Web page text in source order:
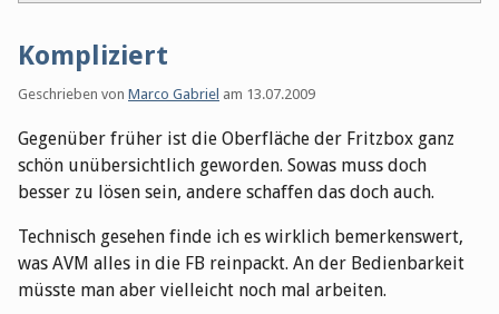
Kompliziert
Geschrieben von Marco Gabriel am 13.07.2009
Gegenüber früher ist die Oberfläche der Fritzbox ganz
schön unübersichtlich geworden. Sowas muss doch
besser zu lösen sein, andere schaffen das doch auch.
Technisch gesehen finde ich es wirklich bemerkenswert,
was AVM alles in die FB reinpackt. An der Bedienbarkeit
müsste man aber vielleicht noch mal arbeiten.